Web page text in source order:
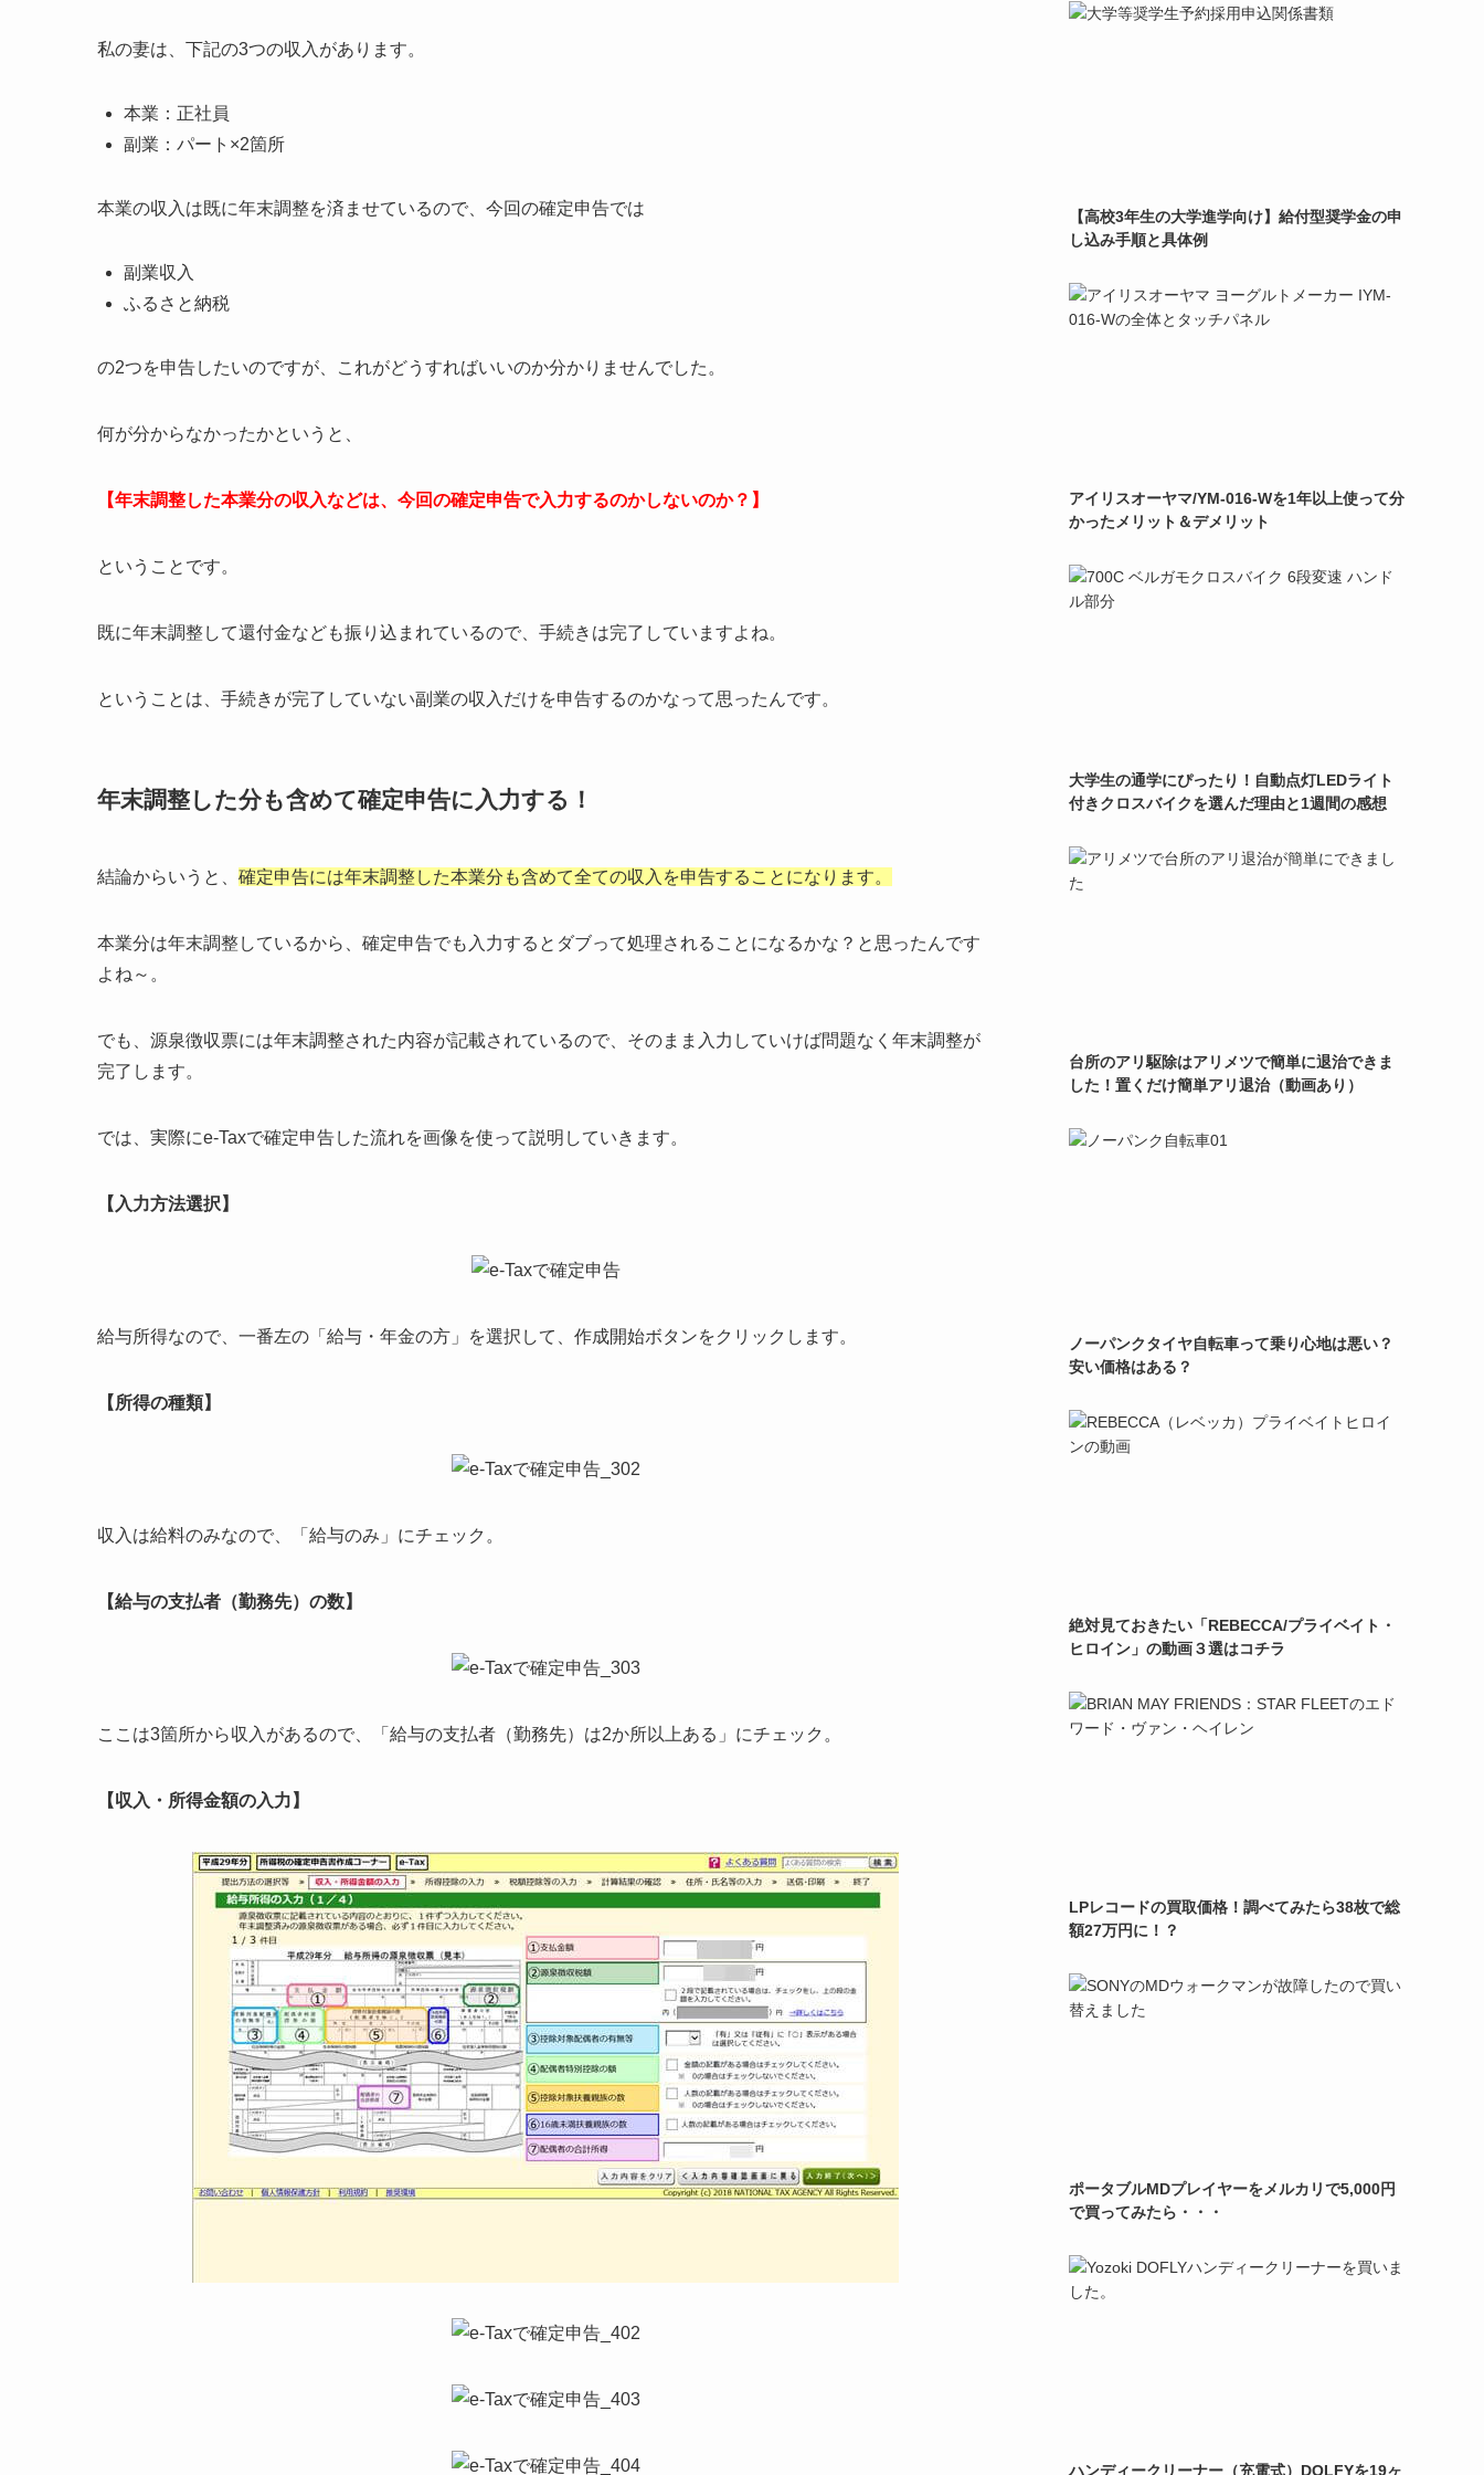
私の妻は、下記の3つの収入があります。
本業：正社員
副業：パート×2箇所
本業の収入は既に年末調整を済ませているので、今回の確定申告では
副業収入
ふるさと納税
の2つを申告したいのですが、これがどうすればいいのか分かりませんでした。
何が分からなかったかというと、
【年末調整した本業分の収入などは、今回の確定申告で入力するのかしないのか？】
ということです。
既に年末調整して還付金なども振り込まれているので、手続きは完了していますよね。
ということは、手続きが完了していない副業の収入だけを申告するのかなって思ったんです。
年末調整した分も含めて確定申告に入力する！
結論からいうと、 確定申告には年末調整した本業分も含めて全ての収入を申告することになります。
本業分は年末調整しているから、確定申告でも入力するとダブって処理されることになるかな？と思ったんです
よね～。
でも、源泉徴収票には年末調整された内容が記載されているので、そのまま入力していけば問題なく年末調整が
完了します。
では、実際にe-Taxで確定申告した流れを画像を使って説明していきます。
【入力方法選択】
給与所得なので、一番左の「給与・年金の方」を選択して、作成開始ボタンをクリックします。
【所得の種類】
収入は給料のみなので、「給与のみ」にチェック。
【給与の支払者（勤務先）の数】
ここは3箇所から収入があるので、「給与の支払者（勤務先）は2か所以上ある」にチェック。
【収入・所得金額の入力】
【高校3年生の大学進学向け】給付型奨学金の申
し込み手順と具体例
アイリスオーヤマ/YM-016-Wを1年以上使って分
かったメリット＆デメリット
大学生の通学にぴったり！自動点灯LEDライト
付きクロスバイクを選んだ理由と1週間の感想
台所のアリ駆除はアリメツで簡単に退治できま
した！置くだけ簡単アリ退治（動画あり）
ノーパンクタイヤ自転車って乗り心地は悪い？
安い価格はある？
絶対見ておきたい「REBECCA/プライベイト・
ヒロイン」の動画３選はコチラ
LPレコードの買取価格！調べてみたら38枚で総
額27万円に！？
ポータブルMDプレイヤーをメルカリで5,000円
で買ってみたら・・・
ハンディークリーナー（充電式）DOLFYを19ヶ